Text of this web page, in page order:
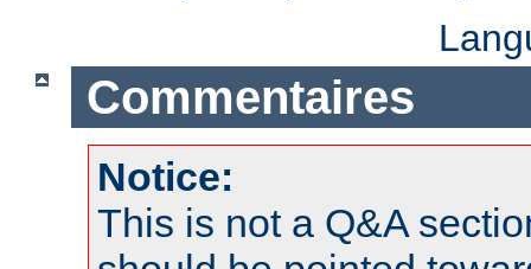
Commentaires
Notice:
This is not a Q&A